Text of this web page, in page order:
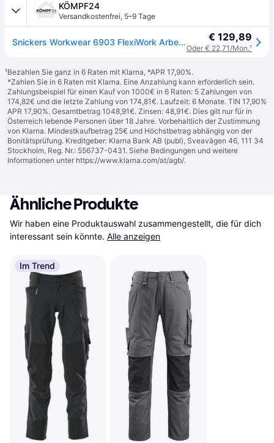
KÖMPF24
Versandkostenfrei, 5–9 Tage
Snickers Workwear 6903 FlexiWork Arbeitshose+, schwarz-schwarz, Gr.50 € 129,89
Oder € 22,71/Mon.¹
¹Bezahlen Sie ganz in 6 Raten mit Klarna, *APR 17,90%.
*Zahlen Sie in 6 Raten mit Klarna. Eine Anzahlung kann erforderlich sein.
Zahlungsbeispiel für einen Kauf von 1000€ in 6 Raten: 5 Zahlungen von
174,82€ und die letzte Zahlung von 174,81€. Laufzeit: 6 Monate. TIN 17,90%
APR 17,90%. Gesamtbetrag 1048,91€. Zinsen: 48,91€. Dies gilt nur für in
Österreich lebende Personen über 18 Jahre. Vorbehaltlich der Zustimmung
von Klarna. Mindestkaufbetrag 25€ und Höchstbetrag abhängig von der
Bonitätsprüfung. Kreditgeber: Klarna Bank AB (publ), Sveavägen 46, 111 34
Stockholm, Reg. Nr.: 556737-0431. Siehe Bedingungen und weitere
Informationen unter https://www.klarna.com/at/agb/.
Ähnliche Produkte
Wir haben eine Produktauswahl zusammengestellt, die für dich
interessant sein könnte. Alle anzeigen
Im Trend